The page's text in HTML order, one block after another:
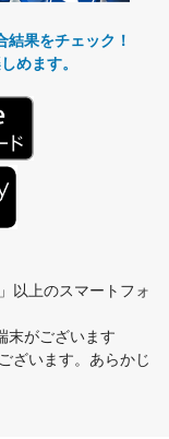
果をチェック！
めます。
以上のスマートフォ
末がございます
ざいます。あらかじ